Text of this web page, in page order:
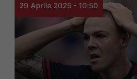
29 Aprile 2025 - 10:50